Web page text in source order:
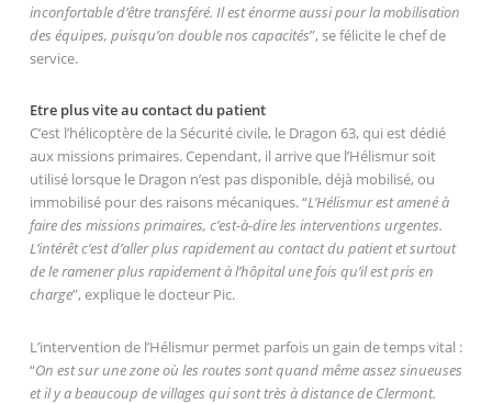
inconfortable d’être transféré. Il est énorme aussi pour la mobilisation
des équipes, puisqu’on double nos capacités”, se félicite le chef de
service.
Etre plus vite au contact du patient
C’est l’hélicoptère de la Sécurité civile, le Dragon 63, qui est dédié
aux missions primaires. Cependant, il arrive que l’Hélismur soit
utilisé lorsque le Dragon n’est pas disponible, déjà mobilisé, ou
immobilisé pour des raisons mécaniques. “L’Hélismur est amené à
faire des missions primaires, c’est-à-dire les interventions urgentes.
L’intérêt c’est d’aller plus rapidement au contact du patient et surtout
de le ramener plus rapidement à l’hôpital une fois qu’il est pris en
charge”, explique le docteur Pic.
L’intervention de l’Hélismur permet parfois un gain de temps vital :
“On est sur une zone où les routes sont quand même assez sinueuses
et il y a beaucoup de villages qui sont très à distance de Clermont.